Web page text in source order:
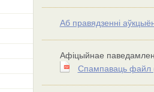
Аб правядзенні
Афіцыйнае
Спампаваць файл